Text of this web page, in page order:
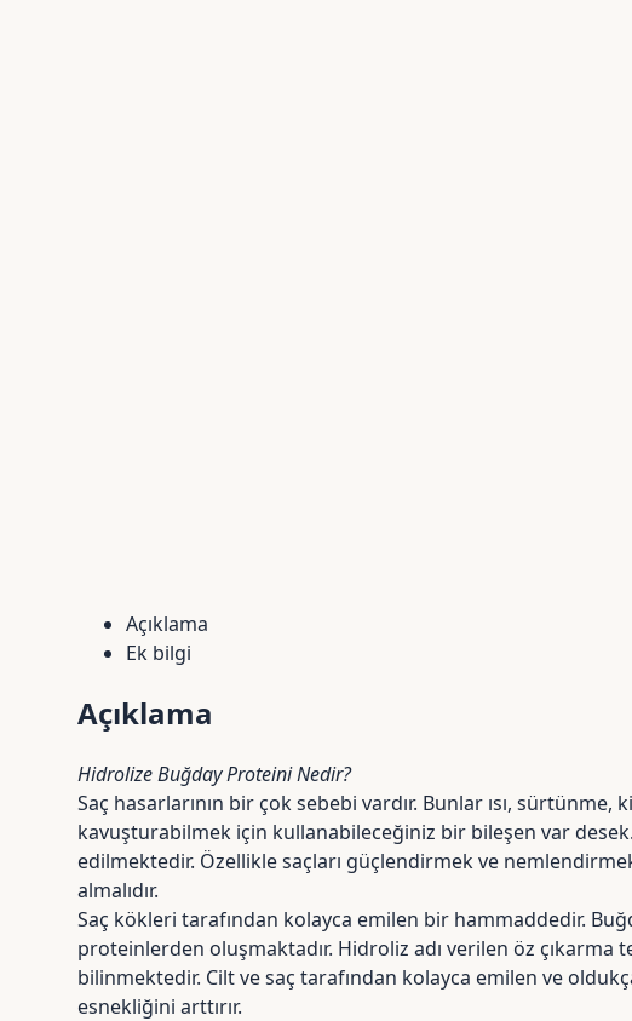
Açıklama
Ek bilgi
Açıklama
Hidrolize Buğday Proteini Nedir?
Saç hasarlarının bir çok sebebi vardır. Bunlar ısı,
kavuşturabilmek için kullanabileceğiniz bir bileşen var
edilmektedir. Özelliklesaçları güçlendirmekve
almalıdır.
Saç kökleri tarafından kolayca emilen bir hammaddedir.
proteinlerden oluşmaktadır. Hidroliz adı verilen öz
bilinmektedir. Cilt ve saç tarafından kolayca emilen ve
esnekliğini arttırır.